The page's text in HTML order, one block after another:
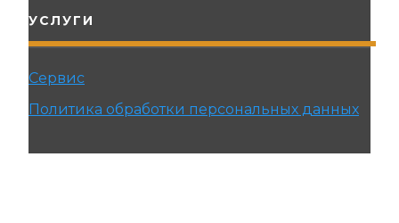
УСЛУГИ
Сервис
Политика обработки персональных данных